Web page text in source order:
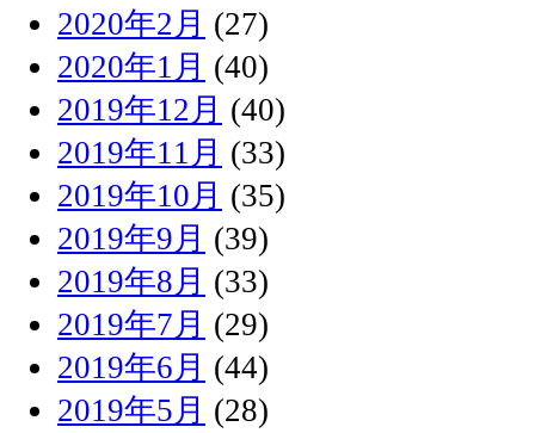
2020年2月 (27)
2020年1月 (40)
2019年12月 (40)
2019年11月 (33)
2019年10月 (35)
2019年9月 (39)
2019年8月 (33)
2019年7月 (29)
2019年6月 (44)
2019年5月 (28)